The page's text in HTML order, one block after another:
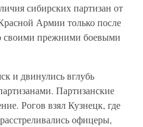
сибирских партизан от
Армии только после
своими прежними боевыми
и двинулись вглубь
Партизанские
Рогов взял Кузнецк, где
офицеры,